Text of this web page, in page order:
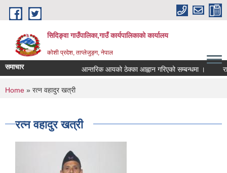
Skip to main content
सिदिङ्वा गाउँपालिका,गाउँ कार्यपालिकाको कार्यालय
कोशी प्रदेश, ताप्लेजुङ्ग, नेपाल
समाचार आन्तरिक आयको ठेक्का आह्वान गरिएको सम्बन्धमा ।
You are here
Home » रत्न वहादुर खत्री
रत्न वहादुर खत्री